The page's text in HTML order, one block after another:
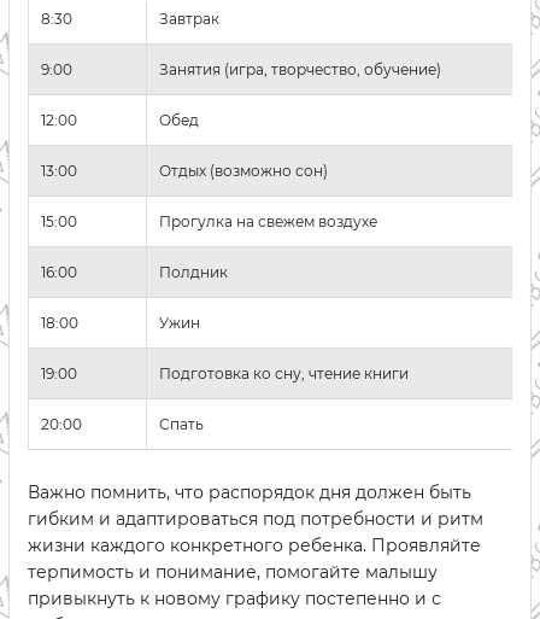
8:30 Завтрак
9:00 Занятия (игра, творчество, обучение)
12:00 Обед
13:00 Отдых (возможно сон)
15:00 Прогулка на свежем воздухе
16:00 Полдник
18:00 Ужин
19:00 Подготовка ко сну, чтение книги
20:00 Спать
Важно помнить, что распорядок дня должен быть
гибким и адаптироваться под потребности и ритм
жизни каждого конкретного ребенка. Проявляйте
терпимость и понимание, помогайте малышу
привыкнуть к новому графику постепенно и с